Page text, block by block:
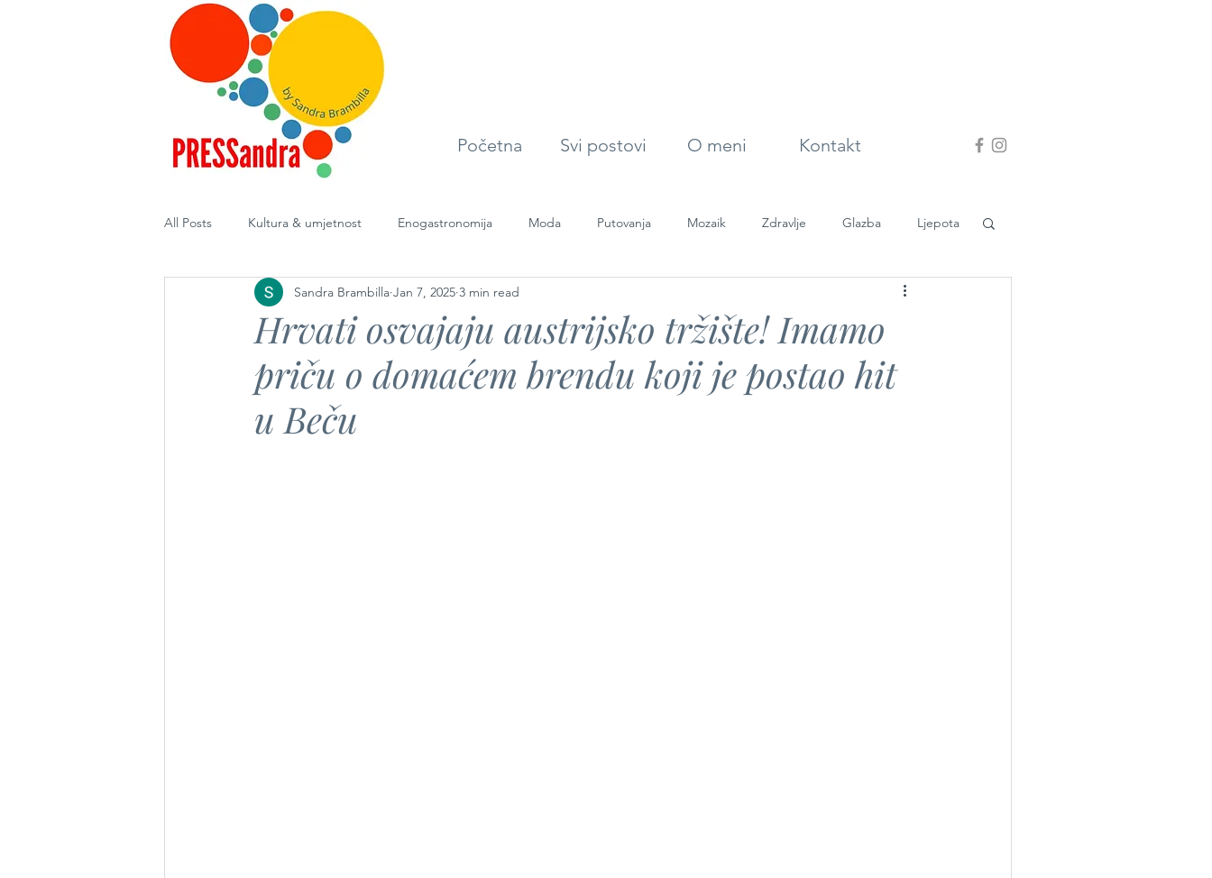
Početna Svi postovi O meni Kontakt
All Posts Kultura & umjetnost Enogastronomija Moda Putovanja Mozaik Zdravlje Glazba Ljepota
Diplomacija
Hrvati osvajaju austrijsko tržište! Imamo
priču o domaćem brendu koji je postao hit
u Beču
Sandra Brambilla Jan 7, 2025 3 min read